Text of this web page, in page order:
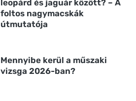
leopárd és jaguár között? – A
foltos nagymacskák
útmutatója
Mennyibe kerül a műszaki
vizsga 2026-ban?